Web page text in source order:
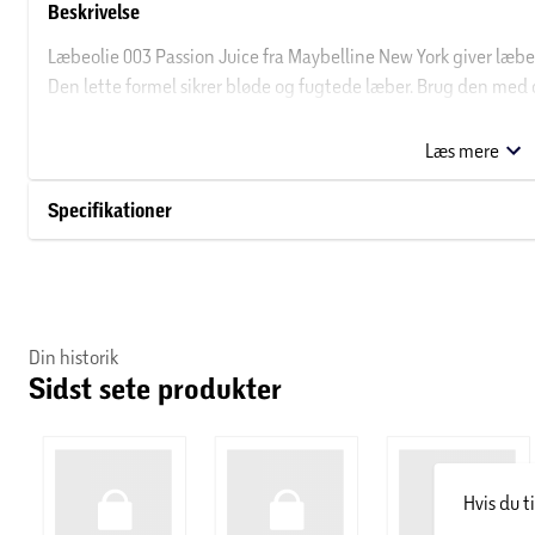
Beskrivelse
Læbeolie 003 Passion Juice fra Maybelline New York giver
Den lette formel sikrer bløde og fugtede læber. Brug den
Maybelline New York var det første brand til at introducere
et af de førende makeup-brands i over 120 lande i verden.
New York har fingeren på pulsen, og deres produkter skal
Læs mere
Specifikationer
Din historik
Sidst sete produkter
Hvis du